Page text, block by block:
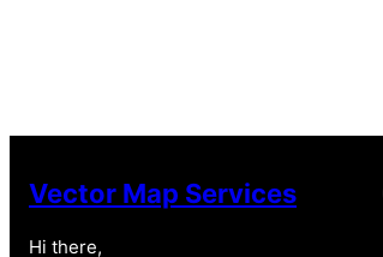
Vector Map Services
Hi there,